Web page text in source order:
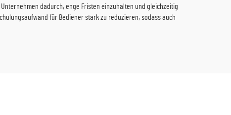
dadurch, enge Fristen einzuhalten und gleichzeitig
für Bediener stark zu reduzieren, sodass auch